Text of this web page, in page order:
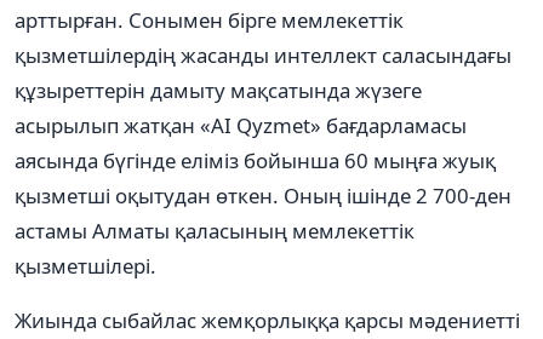
арттырған. Сонымен бірге мемлекеттік
қызметшілердің жасанды интеллект саласындағы
құзыреттерін дамыту мақсатында жүзеге
асырылып жатқан «AI Qyzmet» бағдарламасы
аясында бүгінде еліміз бойынша 60 мыңға жуық
қызметші оқытудан өткен. Оның ішінде 2 700-ден
астамы Алматы қаласының мемлекеттік
қызметшілері.
Жиында сыбайлас жемқорлыққа қарсы мәдениетті